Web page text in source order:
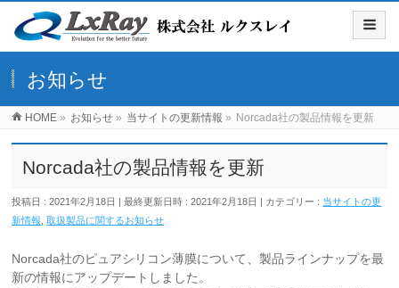
お知らせ
HOME » お知らせ » 当サイトの更新情報 » Norcada社の製品情報を更新
Norcada社の製品情報を更新
投稿日 : 2021年2月18日 最終更新日時 : 2021年2月18日 カテゴリー : 当サイトの更
新情報 ,取扱製品に関するお知らせ
Norcada社のピュアシリコン薄膜について、製品ラインナップを最
新の情報にアップデートしました。